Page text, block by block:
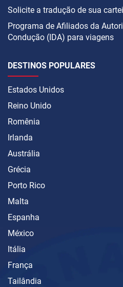
Solicite a tradução de sua
Programa de Afiliados da
Condução (IDA) para viagens
DESTINOS POPULARES
Estados Unidos
Reino Unido
Romênia
Irlanda
Austrália
Grécia
Porto Rico
Malta
Espanha
México
Itália
França
Tailândia